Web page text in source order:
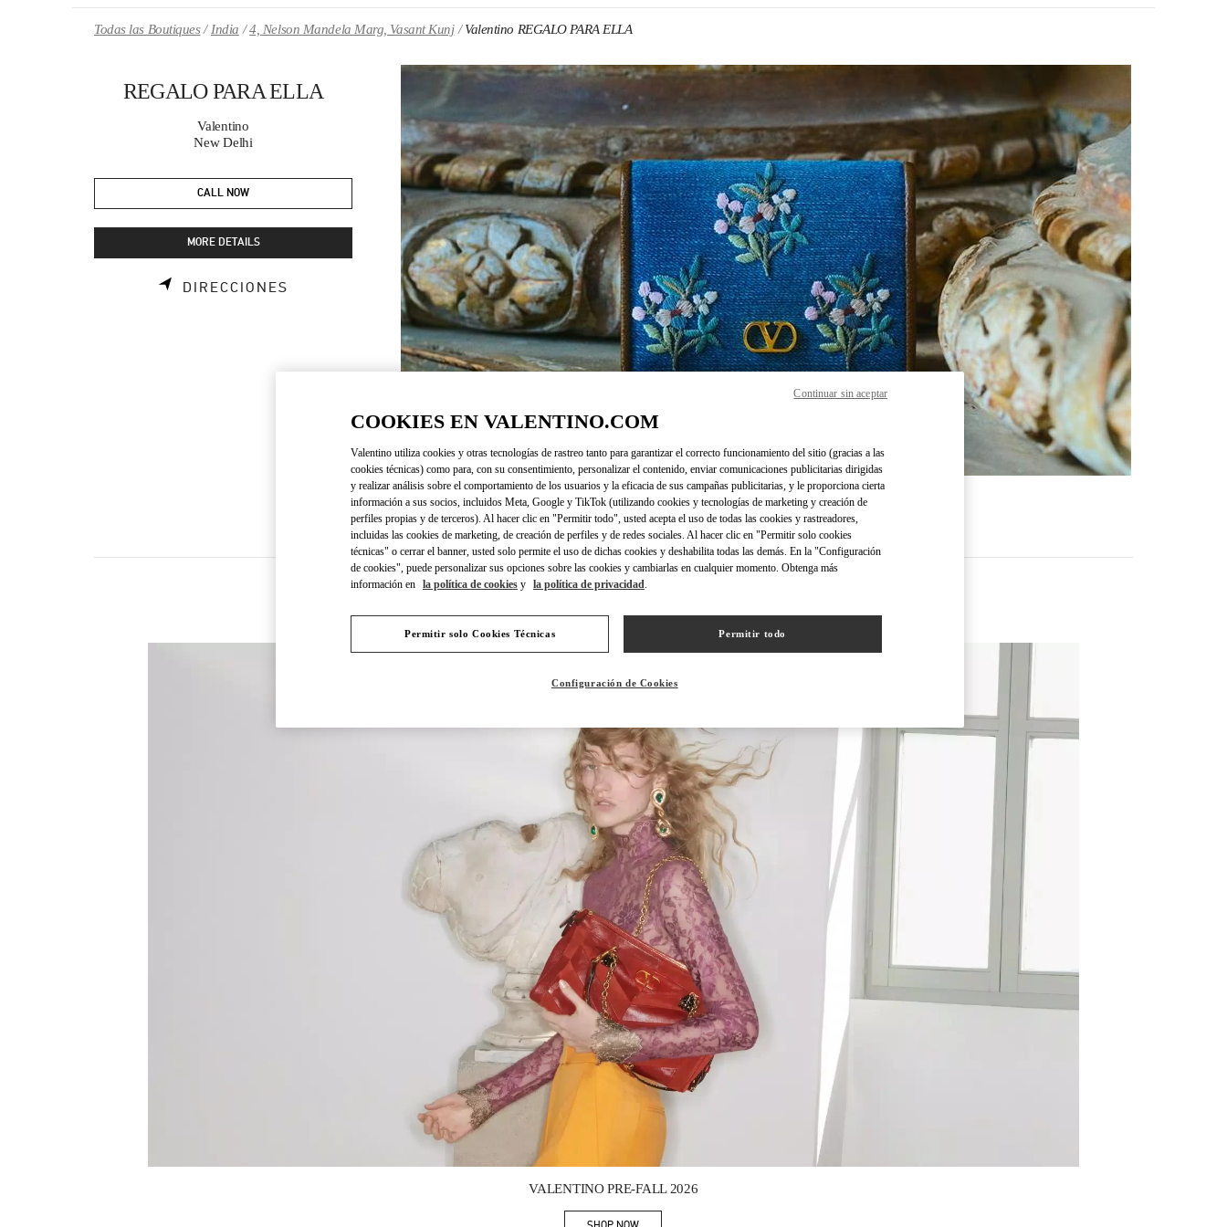
Todas las Boutiques India 4, Nelson Mandela Marg, Vasant Kunj Valentino REGALO PARA ELLA
REGALO PARA ELLA
Valentino
New Delhi
CALL NOW
MORE DETAILS
DIRECCIONES LINK OPENS IN NEW TAB
DISCOVER MORE
Link Opens in New Tab
VALENTINO PRE-FALL 2026
COOKIES EN VALENTINO.COM
Valentino utiliza cookies y otras tecnologías de rastreo tanto para garantizar el correcto funcionamiento del sitio (gracias a las
cookies técnicas) como para, con su consentimiento, personalizar el contenido, enviar comunicaciones publicitarias dirigidas
y realizar análisis sobre el comportamiento de los usuarios y la eficacia de sus campañas publicitarias, y le proporciona cierta
información a sus socios, incluidos Meta, Google y TikTok (utilizando cookies y tecnologías de marketing y creación de
perfiles propias y de terceros). Al hacer clic en "Permitir todo", usted acepta el uso de todas las cookies y rastreadores,
incluidas las cookies de marketing, de creación de perfiles y de redes sociales. Al hacer clic en "Permitir solo cookies
técnicas" o cerrar el banner, usted solo permite el uso de dichas cookies y deshabilita todas las demás. En la "Configuración
de cookies", puede personalizar sus opciones sobre las cookies y cambiarlas en cualquier momento. Obtenga más
información en la política de cookies y la política de privacidad.
Permitir solo Cookies Técnicas Permitir todo
Configuración de Cookies
Continuar sin aceptar